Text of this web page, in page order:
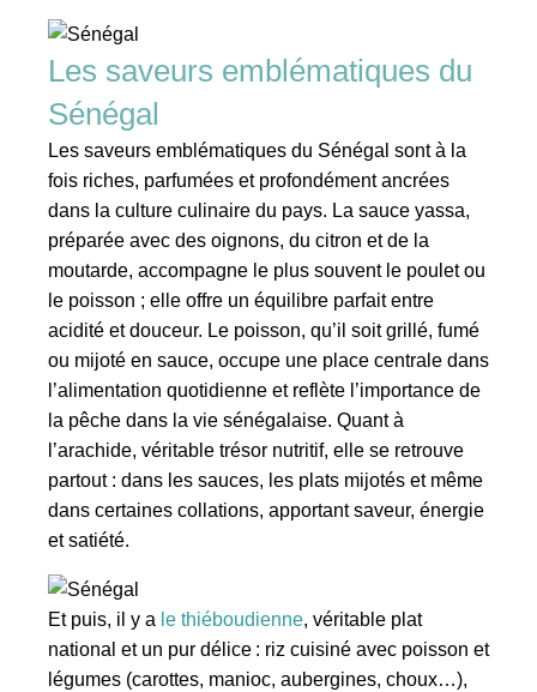
Les saveurs emblématiques du
Sénégal
Les saveurs emblématiques du Sénégal sont à la
fois riches, parfumées et profondément ancrées
dans la culture culinaire du pays. La sauce yassa,
préparée avec des oignons, du citron et de la
moutarde, accompagne le plus souvent le poulet ou
le poisson ; elle offre un équilibre parfait entre
acidité et douceur. Le poisson, qu’il soit grillé, fumé
ou mijoté en sauce, occupe une place centrale dans
l’alimentation quotidienne et reflète l’importance de
la pêche dans la vie sénégalaise. Quant à
l’arachide, véritable trésor nutritif, elle se retrouve
partout : dans les sauces, les plats mijotés et même
dans certaines collations, apportant saveur, énergie
et satiété.
Et puis, il y a le thiéboudienne, véritable plat
national et un pur délice : riz cuisiné avec poisson et
légumes (carottes, manioc, aubergines, choux…),